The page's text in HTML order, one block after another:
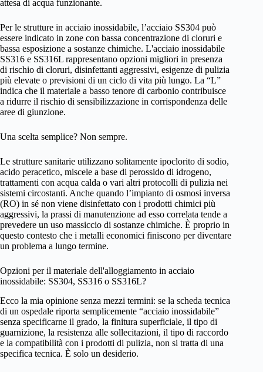
attesa di acqua funzionante.
Per le strutture in acciaio inossidabile, l’acciaio SS304 può
essere indicato in zone con bassa concentrazione di cloruri e
bassa esposizione a sostanze chimiche. L'acciaio inossidabile
SS316 e SS316L rappresentano opzioni migliori in presenza
di rischio di cloruri, disinfettanti aggressivi, esigenze di pulizia
più elevate o previsioni di un ciclo di vita più lungo. La “L”
indica che il materiale a basso tenore di carbonio contribuisce
a ridurre il rischio di sensibilizzazione in corrispondenza delle
aree di giunzione.
Una scelta semplice? Non sempre.
Le strutture sanitarie utilizzano solitamente ipoclorito di sodio,
acido peracetico, miscele a base di perossido di idrogeno,
trattamenti con acqua calda o vari altri protocolli di pulizia nei
sistemi circostanti. Anche quando l’impianto di osmosi inversa
(RO) in sé non viene disinfettato con i prodotti chimici più
aggressivi, la prassi di manutenzione ad esso correlata tende a
prevedere un uso massiccio di sostanze chimiche. È proprio in
questo contesto che i metalli economici finiscono per diventare
un problema a lungo termine.
Opzioni per il materiale dell'alloggiamento in acciaio
inossidabile: SS304, SS316 o SS316L?
Ecco la mia opinione senza mezzi termini: se la scheda tecnica
di un ospedale riporta semplicemente “acciaio inossidabile”
senza specificarne il grado, la finitura superficiale, il tipo di
guarnizione, la resistenza alle sollecitazioni, il tipo di raccordo
e la compatibilità con i prodotti di pulizia, non si tratta di una
specifica tecnica. È solo un desiderio.